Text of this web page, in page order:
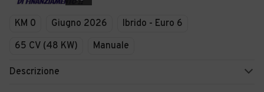
KM 0 Giugno 2026
Ibrido - Euro 6
65 CV (48 KW)
Manuale
Descrizione